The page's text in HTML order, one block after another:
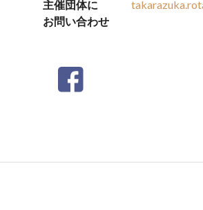
主催団体に
お問い合わせ